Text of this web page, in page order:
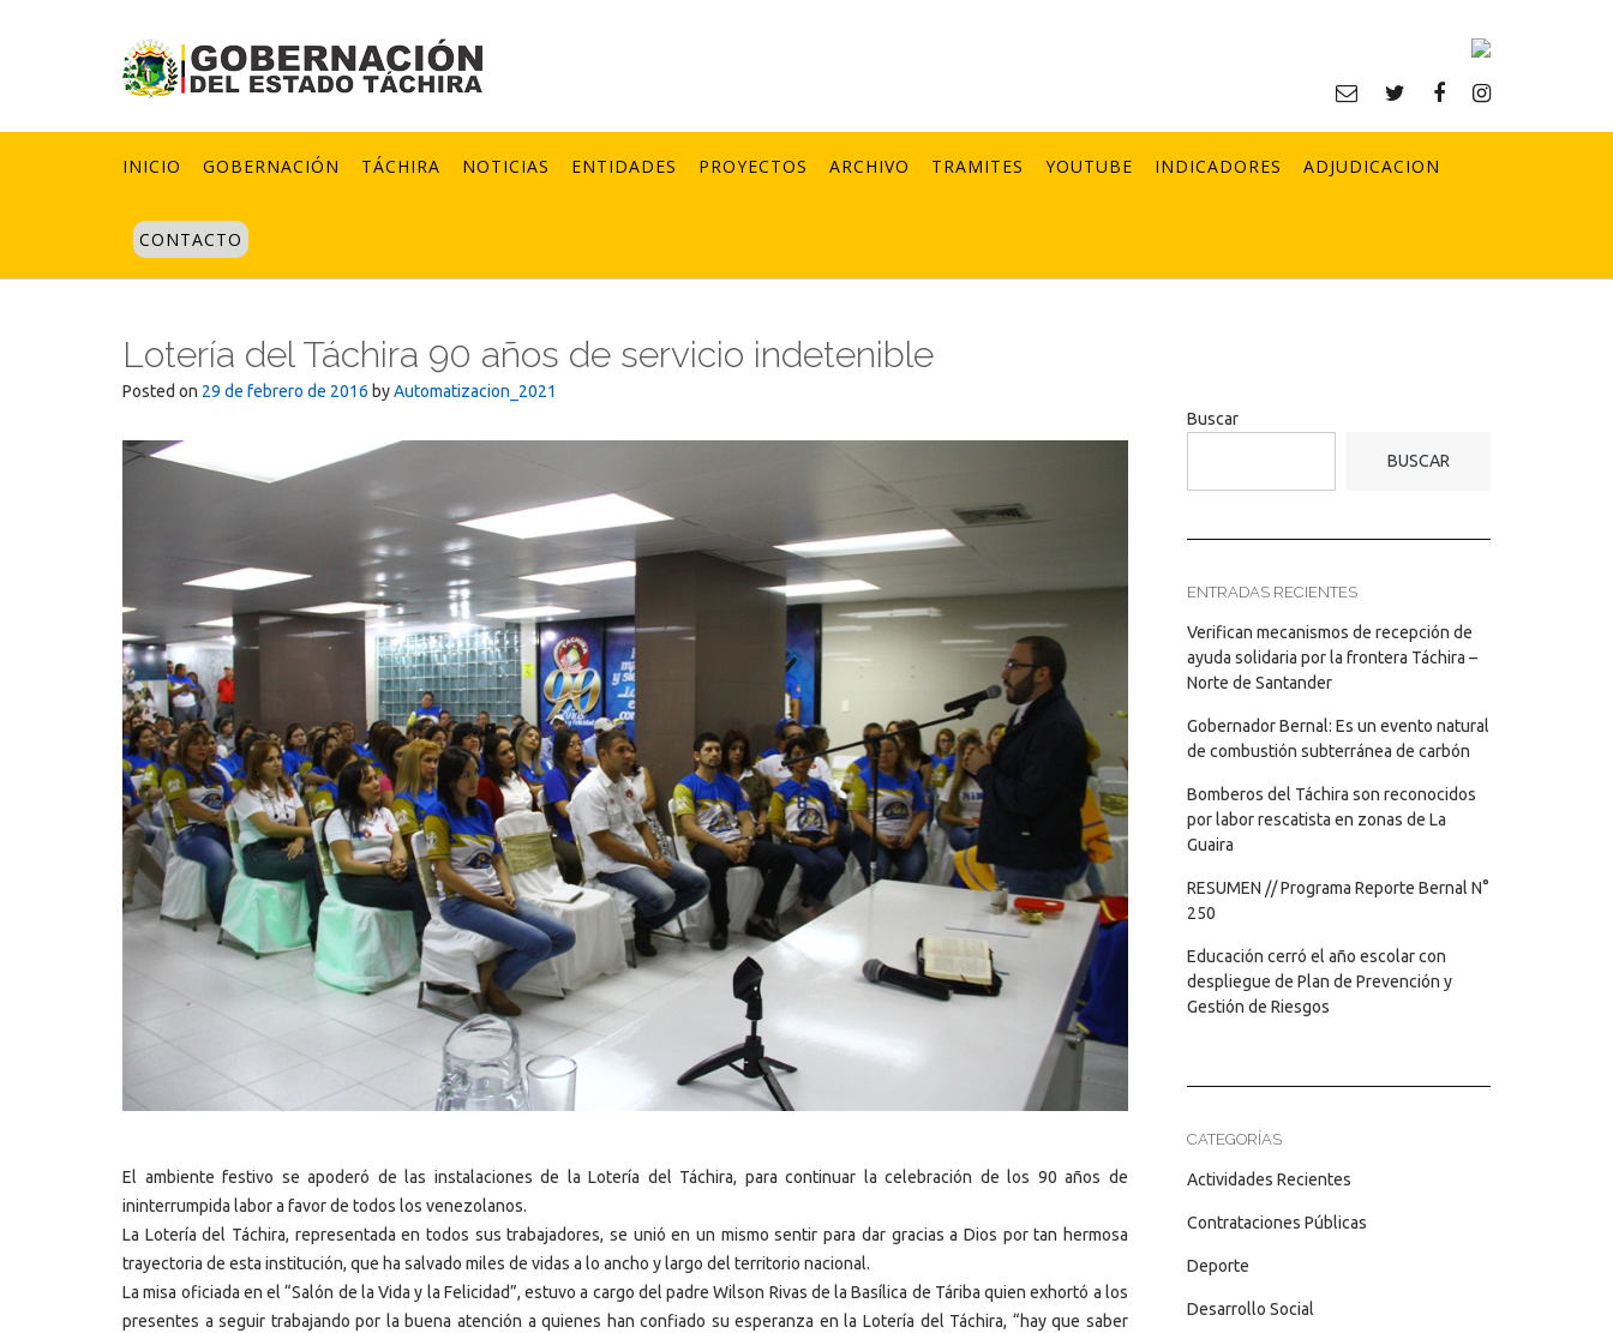
INICIO GOBERNACIÓN TÁCHIRA NOTICIAS ENTIDADES PROYECTOS ARCHIVO TRAMITES YOUTUBE INDICADORES ADJUDICACION
CONTACTO
Lotería del Táchira 90 años de servicio indetenible
Posted on 29 de febrero de 2016 byAutomatizacion_2021
El ambiente festivo se apoderó de las instalaciones de la Lotería del Táchira, para continuar la celebración de los 90 años de
ininterrumpida labor a favor de todos los venezolanos.
La Lotería del Táchira, representada en todos sus trabajadores, se unió en un mismo sentir para dar gracias a Dios por tan hermosa
trayectoria de esta institución, que ha salvado miles de vidas a lo ancho y largo del territorio nacional.
La misa oficiada en el “Salón de la Vida y la Felicidad”, estuvo a cargo del padre Wilson Rivas de la Basílica de Táriba quien exhortó a los
presentes a seguir trabajando por la buena atención a quienes han confiado su esperanza en la Lotería del Táchira, “hay que saber
Buscar
BUSCAR
ENTRADAS RECIENTES
Verifican mecanismos de recepción de
ayuda solidaria por la frontera Táchira –
Norte de Santander
Gobernador Bernal: Es un evento natural
de combustión subterránea de carbón
Bomberos del Táchira son reconocidos
por labor rescatista en zonas de La
Guaira
RESUMEN // Programa Reporte Bernal N°
250
Educación cerró el año escolar con
despliegue de Plan de Prevención y
Gestión de Riesgos
CATEGORÍAS
Actividades Recientes
Contrataciones Públicas
Deporte
Desarrollo Social